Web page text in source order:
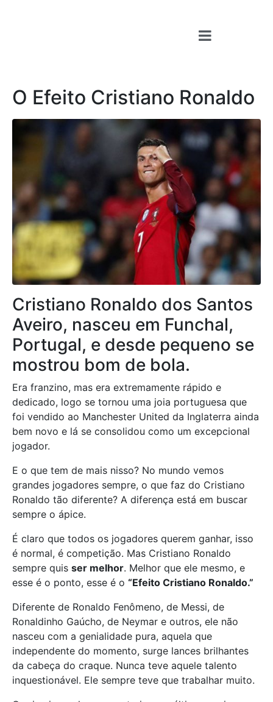
O Efeito Cristiano Ronaldo
Cristiano Ronaldo dos Santos
Aveiro, nasceu em Funchal,
Portugal, e desde pequeno se
mostrou bom de bola.
Era franzino, mas era extremamente rápido e
dedicado, logo se tornou uma joia portuguesa que
foi vendido ao Manchester United da Inglaterra ainda
bem novo e lá se consolidou como um excepcional
jogador.
E o que tem de mais nisso? No mundo vemos
grandes jogadores sempre, o que faz do Cristiano
Ronaldo tão diferente? A diferença está em buscar
sempre o ápice.
É claro que todos os jogadores querem ganhar, isso
é normal, é competição. Mas Cristiano Ronaldo
sempre quis ser melhor. Melhor que ele mesmo, e
esse é o ponto, esse é o “Efeito Cristiano Ronaldo.”
Diferente de Ronaldo Fenômeno, de Messi, de
Ronaldinho Gaúcho, de Neymar e outros, ele não
nasceu com a genialidade pura, aquela que
independente do momento, surge lances brilhantes
da cabeça do craque. Nunca teve aquele talento
inquestionável. Ele sempre teve que trabalhar muito.